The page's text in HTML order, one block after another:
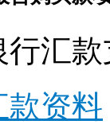
行汇
款资料